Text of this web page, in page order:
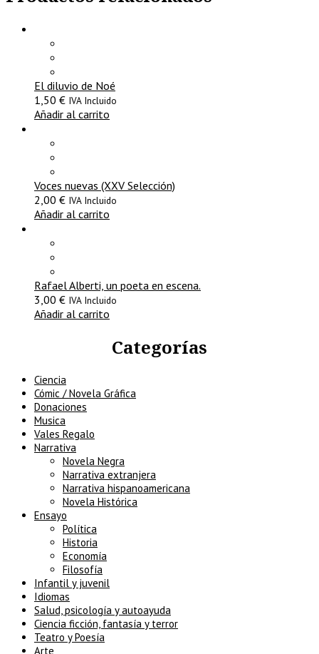
El diluvio de Noé
1,50 € IVA Incluido
Añadir al carrito
Voces nuevas (XXV Selección)
2,00 € IVA Incluido
Añadir al carrito
Rafael Alberti, un poeta en escena.
3,00 € IVA Incluido
Añadir al carrito
Categorías
Ciencia
Cómic / Novela Gráfica
Donaciones
Musica
Vales Regalo
Narrativa
Novela Negra
Narrativa extranjera
Narrativa hispanoamericana
Novela Histórica
Ensayo
Política
Historia
Economía
Filosofía
Infantil y juvenil
Idiomas
Salud, psicología y autoayuda
Ciencia ficción, fantasía y terror
Teatro y Poesía
Arte